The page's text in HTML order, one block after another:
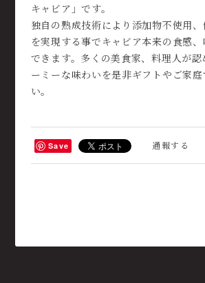
キャビア」です。
独自の熟成技術により添加物不使用
を実現する事でキャビア本来の食感
できます。多くの美食家、料理人が認
ーミーな味わいを是非ギフトやご家
い。
Save 通報する